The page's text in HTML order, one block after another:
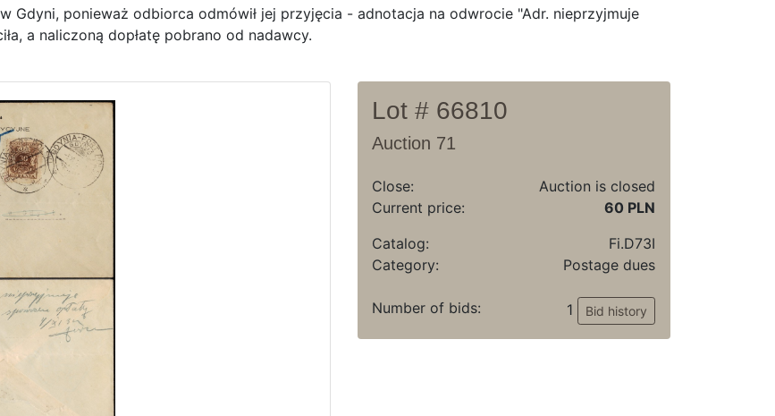
Gdyni, ponieważ odbiorca odmówił jej przyjęcia - adnotacja na odwrocie "Adr. nieprzyjmuje
a naliczoną dopłatę pobrano od nadawcy.
Lot # 66810
Auction 71
Close:
Auction is closed
Current price:
60 PLN
Catalog:
Fi.D73I
Category:
Postage dues
Number of bids: 1 Bid history